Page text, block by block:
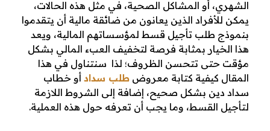
و
ذ
ج
ط
ل
الشهري، أو المشاكل الصحية، في مثل هذه الحالات،
يمكن للأفراد الذين يعانون من ضائقة مالية أن يتقدموا
بنموذج طلب تأجيل قسط لمؤسساتهم المالية، ويعد
هذا الخيار بمثابة فرصة لتخفيف العبء المالي بشكل
مؤقت حتى تتحسن الظروف؛ لذا سنتناول في هذا
المقال كيفية كتابة معروض طلب سداد أو خطاب
سداد دين بشكل صحيح، إضافة إلى الشروط اللازمة
لتأجيل القسط، وما يجب أن تعرفه حول هذه العملية.